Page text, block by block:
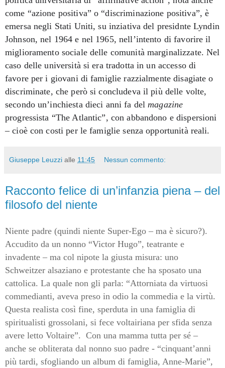
come “azione positiva” o “discriminazione positiva”, è
emersa negli Stati Uniti, su inziativa del presidnte Lyndin
Johnson, nel 1964 e nel 1965, nell’intento di favorire il
miglioramento sociale delle comunità marginalizzate. Nel
caso delle università si era tradotta in un accesso di
favore per i giovani di famiglie razzialmente disagiate o
discriminate, che però si concludeva il più delle volte,
secondo un’inchiesta dieci anni fa delmagazine
progressista “The Atlantic”, con abbandono e dispersioni
– cioè con costi per le famiglie senza opportunità reali.
Giuseppe Leuzzi alle 11:45 Nessun commento:
Racconto felice di un’infanzia piena – del
filosofo del niente
Niente padre (quindi niente Super-Ego – ma è sicuro?).
Accudito da un nonno “Victor Hugo”, teatrante e
invadente – ma col nipote la giusta misura: uno
Schweitzer alsaziano e protestante che ha sposato una
cattolica. La quale non gli parla: “Attorniata da virtuosi
commedianti, aveva preso in odio la commedia e la virtù.
Questa realista così fine, sperduta in una famiglia di
spiritualisti grossolani, si fece voltairiana per sfida senza
avere letto Voltaire”. Con una mamma tutta per sé –
anche se obliterata dal nonno suo padre - “cinquant’anni
più tardi, sfogliando un album di famiglia, Anne-Marie”,